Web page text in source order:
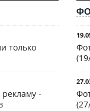
только
-